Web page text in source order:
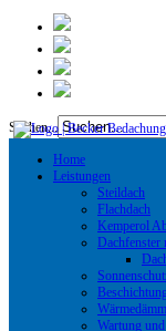
Suchen...
Home
Leistungen
Steildach
Flachdach
Kemperol
Dachfenster
Wartung